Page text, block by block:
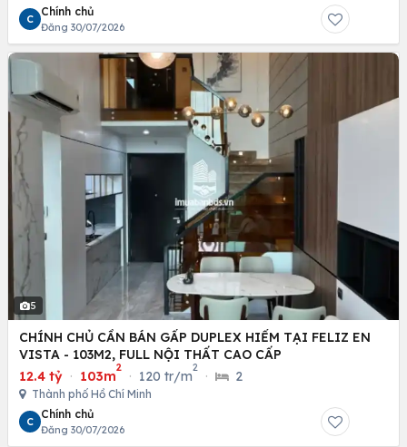
C
Chính chủ
Đăng 30/07/2026
5
CHÍNH CHỦ CẦN BÁN GẤP DUPLEX HIẾM TẠI FELIZ EN
VISTA - 103M2, FULL NỘI THẤT CAO CẤP
12.4 tỷ · 103m
2
· 120 tr/m
2
· 2
Thành phố Hồ Chí Minh
C
Chính chủ
Đăng 30/07/2026